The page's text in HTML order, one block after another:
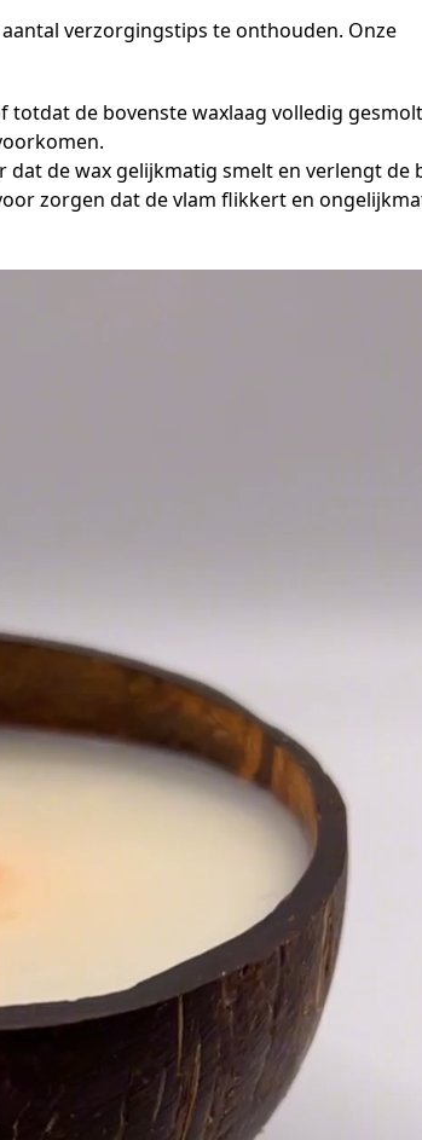
verzorgingstips te onthouden. Onze
de bovenste waxlaag volledig
de wax gelijkmatig smelt en verlengt de
zorgen dat de vlam flikkert en